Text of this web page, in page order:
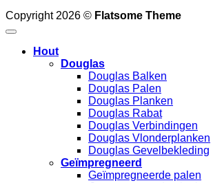
Copyright 2026 © Flatsome Theme
Hout
Douglas
Douglas Balken
Douglas Palen
Douglas Planken
Douglas Rabat
Douglas Verbindingen
Douglas Vlonderplanken
Douglas Gevelbekleding
Geïmpregneerd
Geïmpregneerde palen